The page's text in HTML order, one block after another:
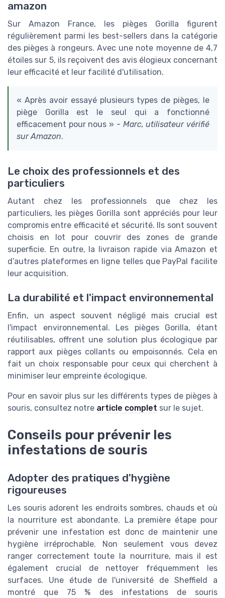
amazon
Sur Amazon France, les pièges Gorilla figurent
régulièrement parmi les best-sellers dans la catégorie
des pièges à rongeurs. Avec une note moyenne de 4,7
étoiles sur 5, ils reçoivent des avis élogieux concernant
leur efficacité et leur facilité d'utilisation.
« Après avoir essayé plusieurs types de pièges, le
piège Gorilla est le seul qui a fonctionné
efficacement pour nous » - Marc, utilisateur vérifié
sur Amazon.
Le choix des professionnels et des
particuliers
Autant chez les professionnels que chez les
particuliers, les pièges Gorilla sont appréciés pour leur
compromis entre efficacité et sécurité. Ils sont souvent
choisis en lot pour couvrir des zones de grande
superficie. En outre, la livraison rapide via Amazon et
d’autres plateformes en ligne telles que PayPal facilite
leur acquisition.
La durabilité et l'impact environnemental
Enfin, un aspect souvent négligé mais crucial est
l'impact environnemental. Les pièges Gorilla, étant
réutilisables, offrent une solution plus écologique par
rapport aux pièges collants ou empoisonnés. Cela en
fait un choix responsable pour ceux qui cherchent à
minimiser leur empreinte écologique.
Pour en savoir plus sur les différents types de pièges à
souris, consultez notre article complet sur le sujet.
Conseils pour prévenir les
infestations de souris
Adopter des pratiques d'hygiène
rigoureuses
Les souris adorent les endroits sombres, chauds et où
la nourriture est abondante. La première étape pour
prévenir une infestation est donc de maintenir une
hygiène irréprochable. Non seulement vous devez
ranger correctement toute la nourriture, mais il est
également crucial de nettoyer fréquemment les
surfaces. Une étude de l'université de Sheffield a
montré que 75 % des infestations de souris